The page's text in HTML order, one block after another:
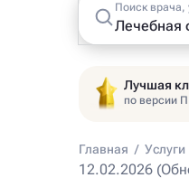
Поиск врача,
Лучшая
по версии
Главная / Услуги
12.02.2026